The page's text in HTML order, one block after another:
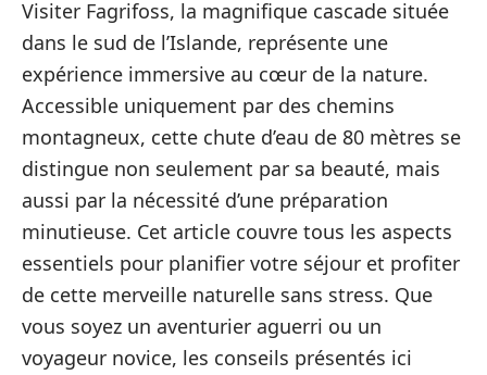
Visiter Fagrifoss, la magnifique cascade située
dans le sud de l’Islande, représente une
expérience immersive au cœur de la nature.
Accessible uniquement par des chemins
montagneux, cette chute d’eau de 80 mètres se
distingue non seulement par sa beauté, mais
aussi par la nécessité d’une préparation
minutieuse. Cet article couvre tous les aspects
essentiels pour planifier votre séjour et profiter
de cette merveille naturelle sans stress. Que
vous soyez un aventurier aguerri ou un
voyageur novice, les conseils présentés ici